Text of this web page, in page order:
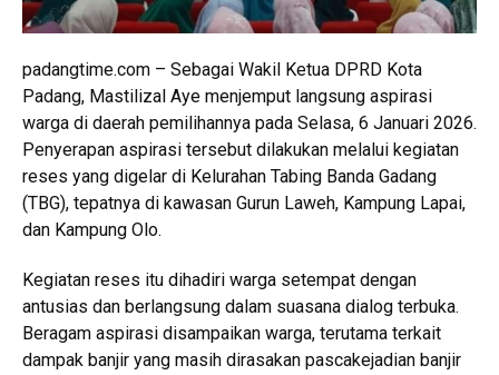
padangtime.com – Sebagai Wakil Ketua DPRD Kota
Padang, Mastilizal Aye menjemput langsung aspirasi
warga di daerah pemilihannya pada Selasa, 6 Januari 2026.
Penyerapan aspirasi tersebut dilakukan melalui kegiatan
reses yang digelar di Kelurahan Tabing Banda Gadang
(TBG), tepatnya di kawasan Gurun Laweh, Kampung Lapai,
dan Kampung Olo.
Kegiatan reses itu dihadiri warga setempat dengan
antusias dan berlangsung dalam suasana dialog terbuka.
Beragam aspirasi disampaikan warga, terutama terkait
dampak banjir yang masih dirasakan pascakejadian banjir